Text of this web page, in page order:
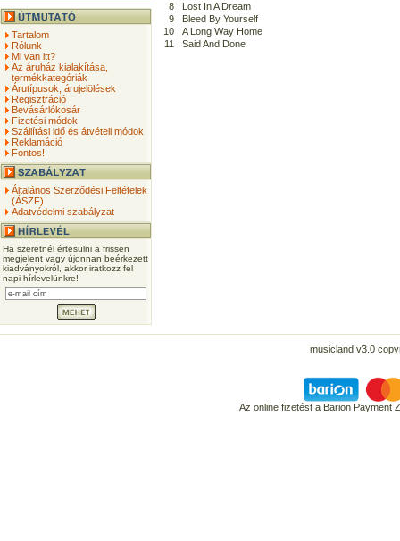
Tartalom
Rólunk
Mi van itt?
Az áruház kialakítása,
termékkategóriák
Árutípusok, árujelölések
Regisztráció
Bevásárlókosár
Fizetési módok
Szállítási idő és átvételi módok
Reklamáció
Fontos!
Általános Szerződési Feltételek
(ÁSZF)
Adatvédelmi szabályzat
Ha szeretnél értesülni a frissen
megjelent vagy újonnan beérkezett
kiadványokról, akkor iratkozz fel
napi hírlevelünkre!
8
Lost In A Dream
9
Bleed By Yourself
10
A Long Way Home
11
Said And Done
musicland v3.0
Az online fizetést a Barion Payment